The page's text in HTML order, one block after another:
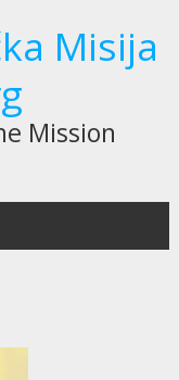
Misija
Mission